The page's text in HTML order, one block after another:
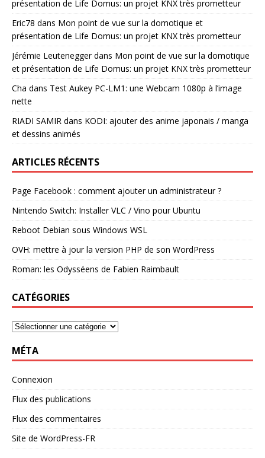
présentation de Life Domus: un projet KNX très prometteur
Eric78 dans Mon point de vue sur la domotique et
présentation de Life Domus: un projet KNX très prometteur
Jérémie Leuteneggerdans Mon point de vue sur la domotique
et présentation de Life Domus: un projet KNX très prometteur
Cha dans Test Aukey PC-LM1: une Webcam 1080p à l’image
nette
RIADI SAMIR dans KODI: ajouter des anime japonais / manga
et dessins animés
ARTICLES RÉCENTS
Page Facebook : comment ajouter un administrateur ?
Nintendo Switch: Installer VLC / Vino pour Ubuntu
Reboot Debian sous Windows WSL
OVH: mettre à jour la version PHP de son WordPress
Roman: les Odysséens de Fabien Raimbault
CATÉGORIES
MÉTA
Connexion
Flux des publications
Flux des commentaires
Site de WordPress-FR